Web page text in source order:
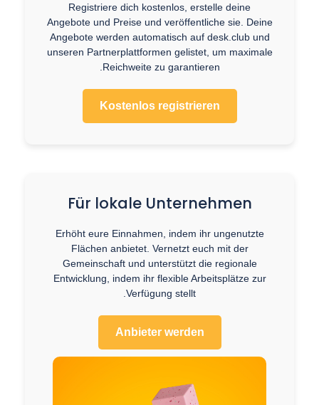
Registriere dich kostenlos, erstelle deine
Angebote und Preise und veröffentliche sie. Deine
Angebote werden automatisch auf desk.club und
unseren Partnerplattformen gelistet, um maximale
Reichweite zu garantieren.
Kostenlos registrieren
Für lokale Unternehmen
Erhöht eure Einnahmen, indem ihr ungenutzte
Flächen anbietet. Vernetzt euch mit der
Gemeinschaft und unterstützt die regionale
Entwicklung, indem ihr flexible Arbeitsplätze zur
Verfügung stellt.
Anbieter werden